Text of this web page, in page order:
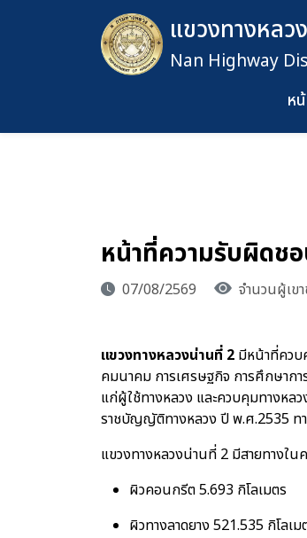
แขวงทางหลว
Nan Highway
ห
หน้าที่ความรับผิดช
07/08/2569 จำนวนผู้เข
แขวงทางหลวงน่านที่ 2 มีหน้าที่ควบ
คมนาคม การเศรษฐกิจ การศึกษาก
แก่ผู้ใช้ทางหลวง และควบคุมทางหล
ราชบัญญัติทางหลวง ปี พ.ศ.2535 ท
แขวงทางหลวงน่านที่ 2 มีสายทางใ
ผิวคอนกรีต 5.693 กิโลเมตร
ผิวทางลาดยาง 521.535 กิโลเม